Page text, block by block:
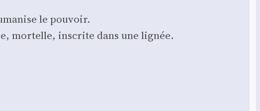
le pou­voir.
mor­telle, ins­crite dans une lignée.